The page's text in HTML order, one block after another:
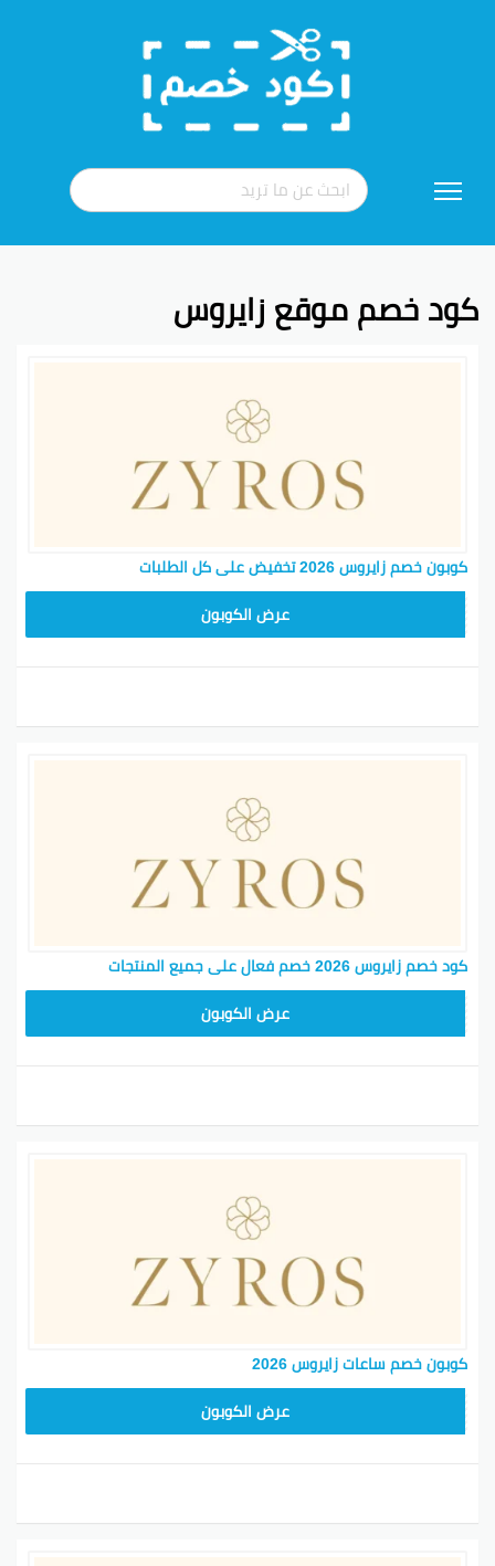
إلى
كود خصم موقع زايروس
كوبون خصم زايروس 2026 تخفيض على كل الطلبات
عرض الكوبون
كود خصم زايروس 2026 خصم فعال على جميع المنتجات
عرض الكوبون
كوبون خصم ساعات زايروس 2026
عرض الكوبون